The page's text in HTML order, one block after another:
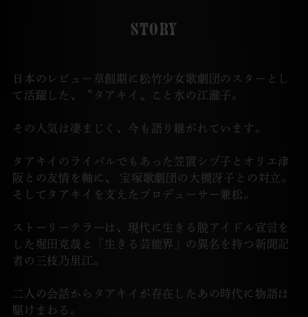
STORY
日本のレビュー草創期に松竹少女歌劇団のスターとし
て活躍した、〝タアキイ〟こと水の江瀧子。
その人気は凄まじく、今も語り継がれています。
タアキイのライバルでもあった笠置シヅ子とオリエ津
阪との友情を軸に、
宝塚歌劇団の大槻冴子との対立。
そしてタアキイを支えたプロデューサー兼松。
ストーリーテラーは、現代に生きる脱アイドル宣言を
した堀田克哉と
「生きる芸能界」の異名を持つ新聞記
者の三枝乃里江。
二人の会話からタアキイが存在したあの時代に物語は
駆けまわる。